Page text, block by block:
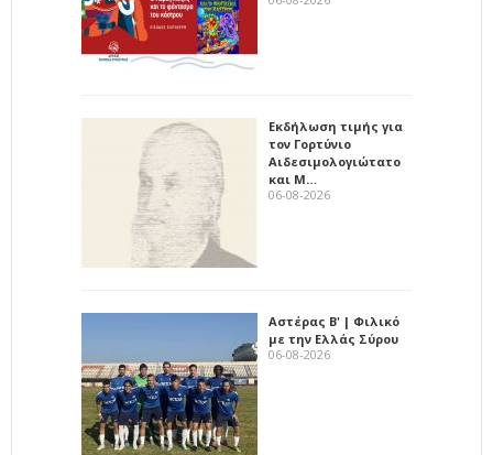
Εκδήλωση τιμής για
τον Γορτύνιο
Αιδεσιμολογιώτατο
και Μ…
06-08-2026
Αστέρας Β' | Φιλικό
με την Ελλάς Σύρου
06-08-2026